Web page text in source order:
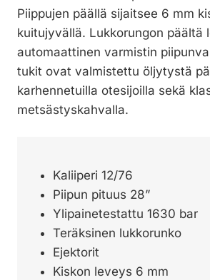
Piippujen päällä sijaitsee 6 mm
kuitujyvällä. Lukkorungon päältä
automaattinen varmistin
tukit ovat valmistettu öljytystä
karhennetuilla otesijoilla sekä
metsästyskahvalla.
Kaliiperi 12/76
Piipun pituus 28”
Ylipainetestattu 1630 bar
Teräksinen lukkorunko
Ejektorit
Kiskon leveys 6 mm